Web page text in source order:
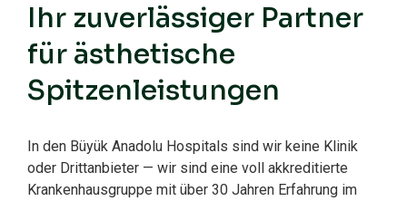
Ihr zuverlässiger Partner
für ästhetische
Spitzenleistungen
In den Büyük Anadolu Hospitals sind wir keine Klinik
oder Drittanbieter — wir sind eine voll akkreditierte
Krankenhausgruppe mit über 30 Jahren Erfahrung im